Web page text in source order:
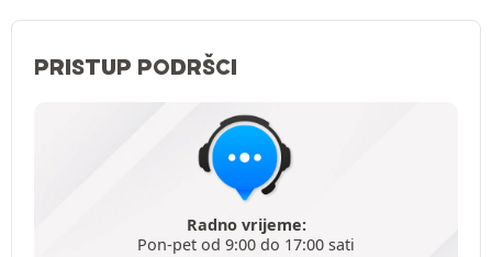
PRISTUP PODRŠCI
Radno vrijeme:
Pon-pet od 9:00 do 17:00 sati